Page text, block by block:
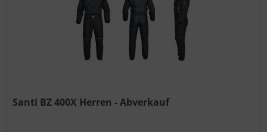
Santi BZ 400X Herren - Abverkauf